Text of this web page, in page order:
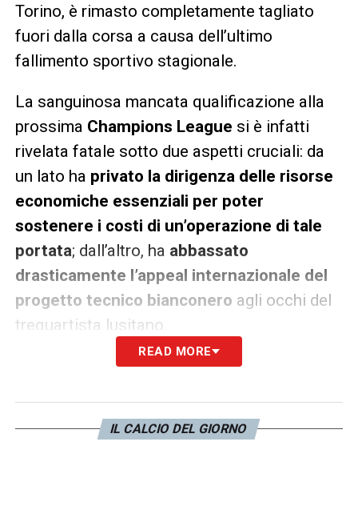
Torino, è rimasto completamente tagliato
fuori dalla corsa a causa dell’ultimo
fallimento sportivo stagionale.
La sanguinosa mancata qualificazione alla
prossima Champions League si è infatti
rivelata fatale sotto due aspetti cruciali: da
un lato ha privato la dirigenza delle risorse
economiche essenziali per poter
sostenere i costi di un’operazione di tale
portata; dall’altro, ha abbassato
drasticamente l’appeal internazionale del
progetto tecnico bianconero agli occhi del
trequartista lusitano.
READ MORE
IL CALCIO DEL GIORNO